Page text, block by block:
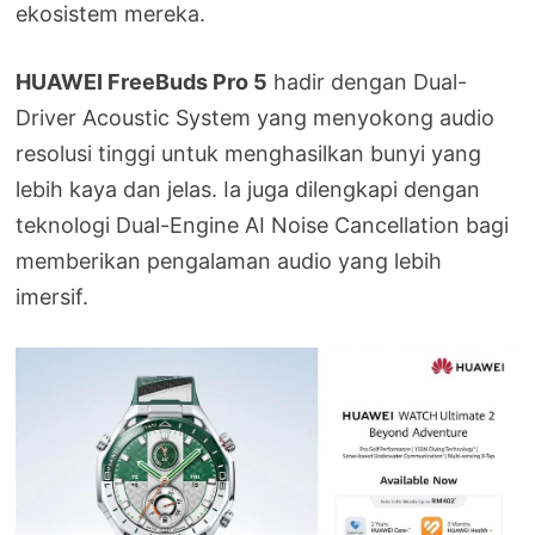
ekosistem mereka.
HUAWEI FreeBuds Pro 5 hadir dengan Dual-
Driver Acoustic System yang menyokong audio
resolusi tinggi untuk menghasilkan bunyi yang
lebih kaya dan jelas. Ia juga dilengkapi dengan
teknologi Dual-Engine AI Noise Cancellation bagi
memberikan pengalaman audio yang lebih
imersif.